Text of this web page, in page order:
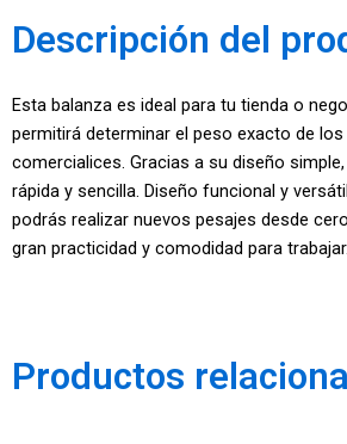
Descripción del
Esta balanza es ideal para tu tienda o
permitirá determinar el peso exacto de
comercialices. Gracias a su diseño
rápida y sencilla. Diseño funcional y
podrás realizar nuevos pesajes desde
gran practicidad y comodidad para trabajar.
Productos